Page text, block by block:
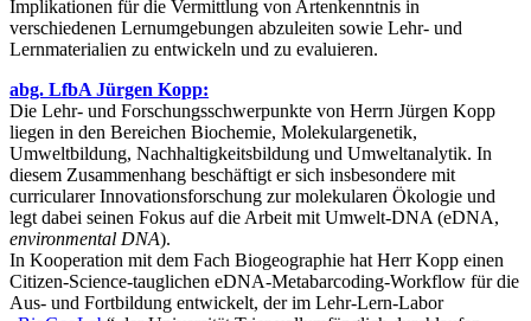
Implikationen für die Vermittlung von Artenkenntnis in
verschiedenen Lernumgebungen abzuleiten sowie Lehr- und
Lernmaterialien zu entwickeln und zu evaluieren.
abg. LfbA Jürgen Kopp:
Die Lehr- und Forschungsschwerpunkte von Herrn Jürgen Kopp
liegen in den Bereichen Biochemie, Molekulargenetik,
Umweltbildung, Nachhaltigkeitsbildung und Umweltanalytik. In
diesem Zusammenhang beschäftigt er sich insbesondere mit
curricularer Innovationsforschung zur molekularen Ökologie und
legt dabei seinen Fokus auf die Arbeit mit Umwelt-DNA (eDNA,
environmental DNA).
In Kooperation mit dem Fach Biogeographie hat Herr Kopp einen
Citizen-Science-tauglichen eDNA-Metabarcoding-Workflow für die
Aus- und Fortbildung entwickelt, der im Lehr-Lern-Labor